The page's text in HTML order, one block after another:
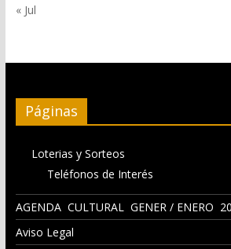
« Jul
Páginas
Loterias y Sorteos
Teléfonos de Interés
AGENDA CULTURAL GENER / ENERO
Aviso Legal